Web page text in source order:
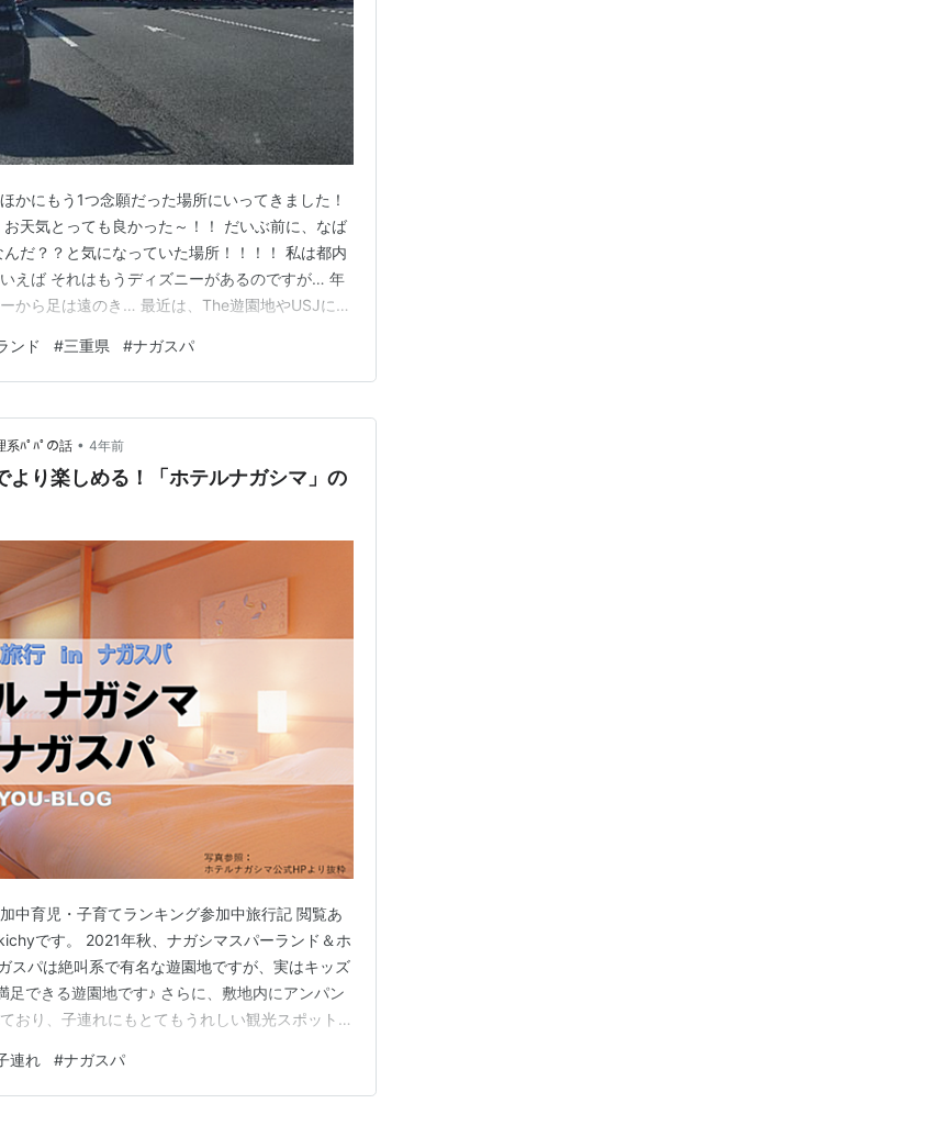
かにもう1つ念願だった場所にいってきました！
天気とっても良かった～！！ だいぶ前に、なば
だ？？と気になっていた場所！！！！ 私は都内
えば それはもうディズニーがあるのですが… 年
から足は遠のき… 最近は、The遊園地やUSJに行
ければ富士急ハイランドにも行けるのですが…
れないん…
ンド #三重県 #ナガスパ
系ﾊﾟﾊﾟの話 • 4年前
より楽しめる！「ホテルナガシマ」の
中育児・子育てランキング参加中旅行記 閲覧あ
です。 2021年秋、ナガシマスパーランド＆ホ
スパは絶叫系で有名な遊園地ですが、実はキッズ
できる遊園地です♪ さらに、敷地内にアンパン
おり、子連れにもとてもうれしい観光スポットで
が待っているんだろう？ CHECK ! 子連れナガ
連れ #ナガスパ